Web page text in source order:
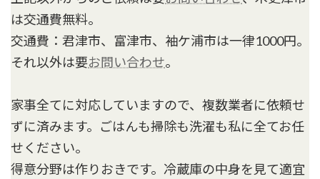
は交通費無料。
交通費：君津市、富津市、袖ケ浦市は一律1000円。
それ以外は要お問い合わせ。
家事全てに対応していますので、複数業者に依頼せ
ずに済みます。ごはんも掃除も洗濯も私に全てお任
せください。
得意分野は作りおきです。冷蔵庫の中身を見て適宜